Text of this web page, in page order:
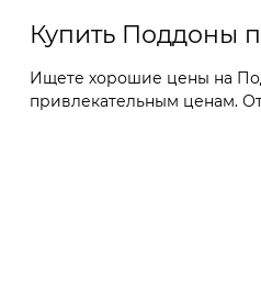
Купить Поддоны
Ищете хорошие цены на
привлекательным ценам.